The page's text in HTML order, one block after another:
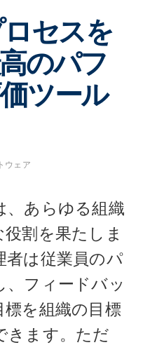
セスを
のパフ
ツール
ウェア
、あらゆる組織
割を果たしま
者は従業員のパ
、フィードバッ
を組織の目標
きます。ただ